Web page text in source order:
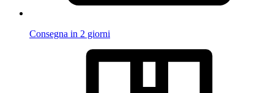
Consegna in 2 giorni